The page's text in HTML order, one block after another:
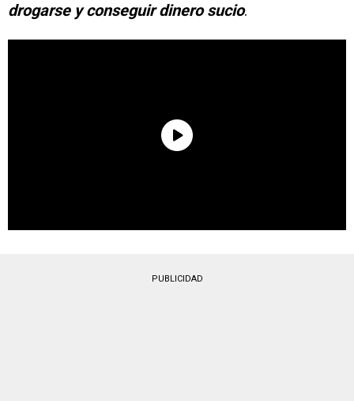
drogarse y conseguir dinero sucio.
PUBLICIDAD